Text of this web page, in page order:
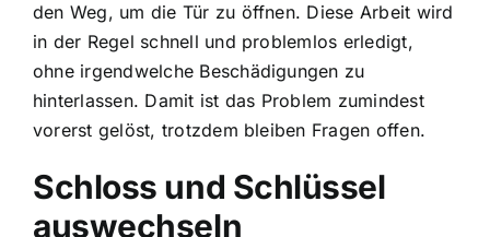
den Weg, um die Tür zu öffnen. Diese Arbeit wird
in der Regel schnell und problemlos erledigt,
ohne irgendwelche Beschädigungen zu
hinterlassen. Damit ist das Problem zumindest
vorerst gelöst, trotzdem bleiben Fragen offen.
Schloss und Schlüssel
auswechseln